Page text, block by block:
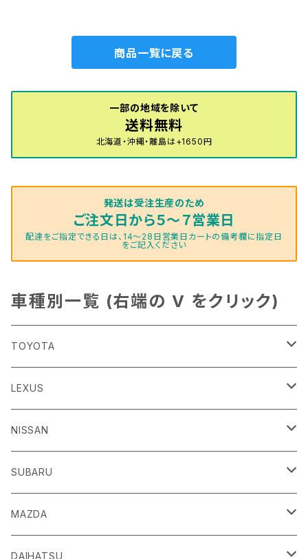
商品一覧に戻る
一部の地域を除いて
送料無料
北海道・沖縄・離島は+1650円
発送は受注生産のため
ご注文日から５～７営業日
配達をご指定できる日は、14～28日営業日カートの備考欄に指定日
をご記入ください
車種別一覧 (右端の V をクリック)
TOYOTA
86
H24/4～R3/8 ZN6
GR86
R3/10～ ZN8
ｂＢ
H17/12～H28/8 20系
ｂZ４X
R4/5~ XEAM10/11/15・YEAM15
Ｃ-ＨＲ
LEXUS
ＣＴ
H23/1～R4/11
ＥＳ
H30/10～
ＧＳ
H24/1～R2/7
ＨＳ
NISSAN
ＡＤ
H18/12～ Y12
ＧＴ－Ｒ
H19/12～ R35
ＮＴ１００クリッパートラック
SUBARU
ＢＲＺ
H24/3～R3/8 ZC6
ＷＲＸ Ｓ４/ＳＴＩ
MAZDA
ＣＸ－３
DAIHATSU